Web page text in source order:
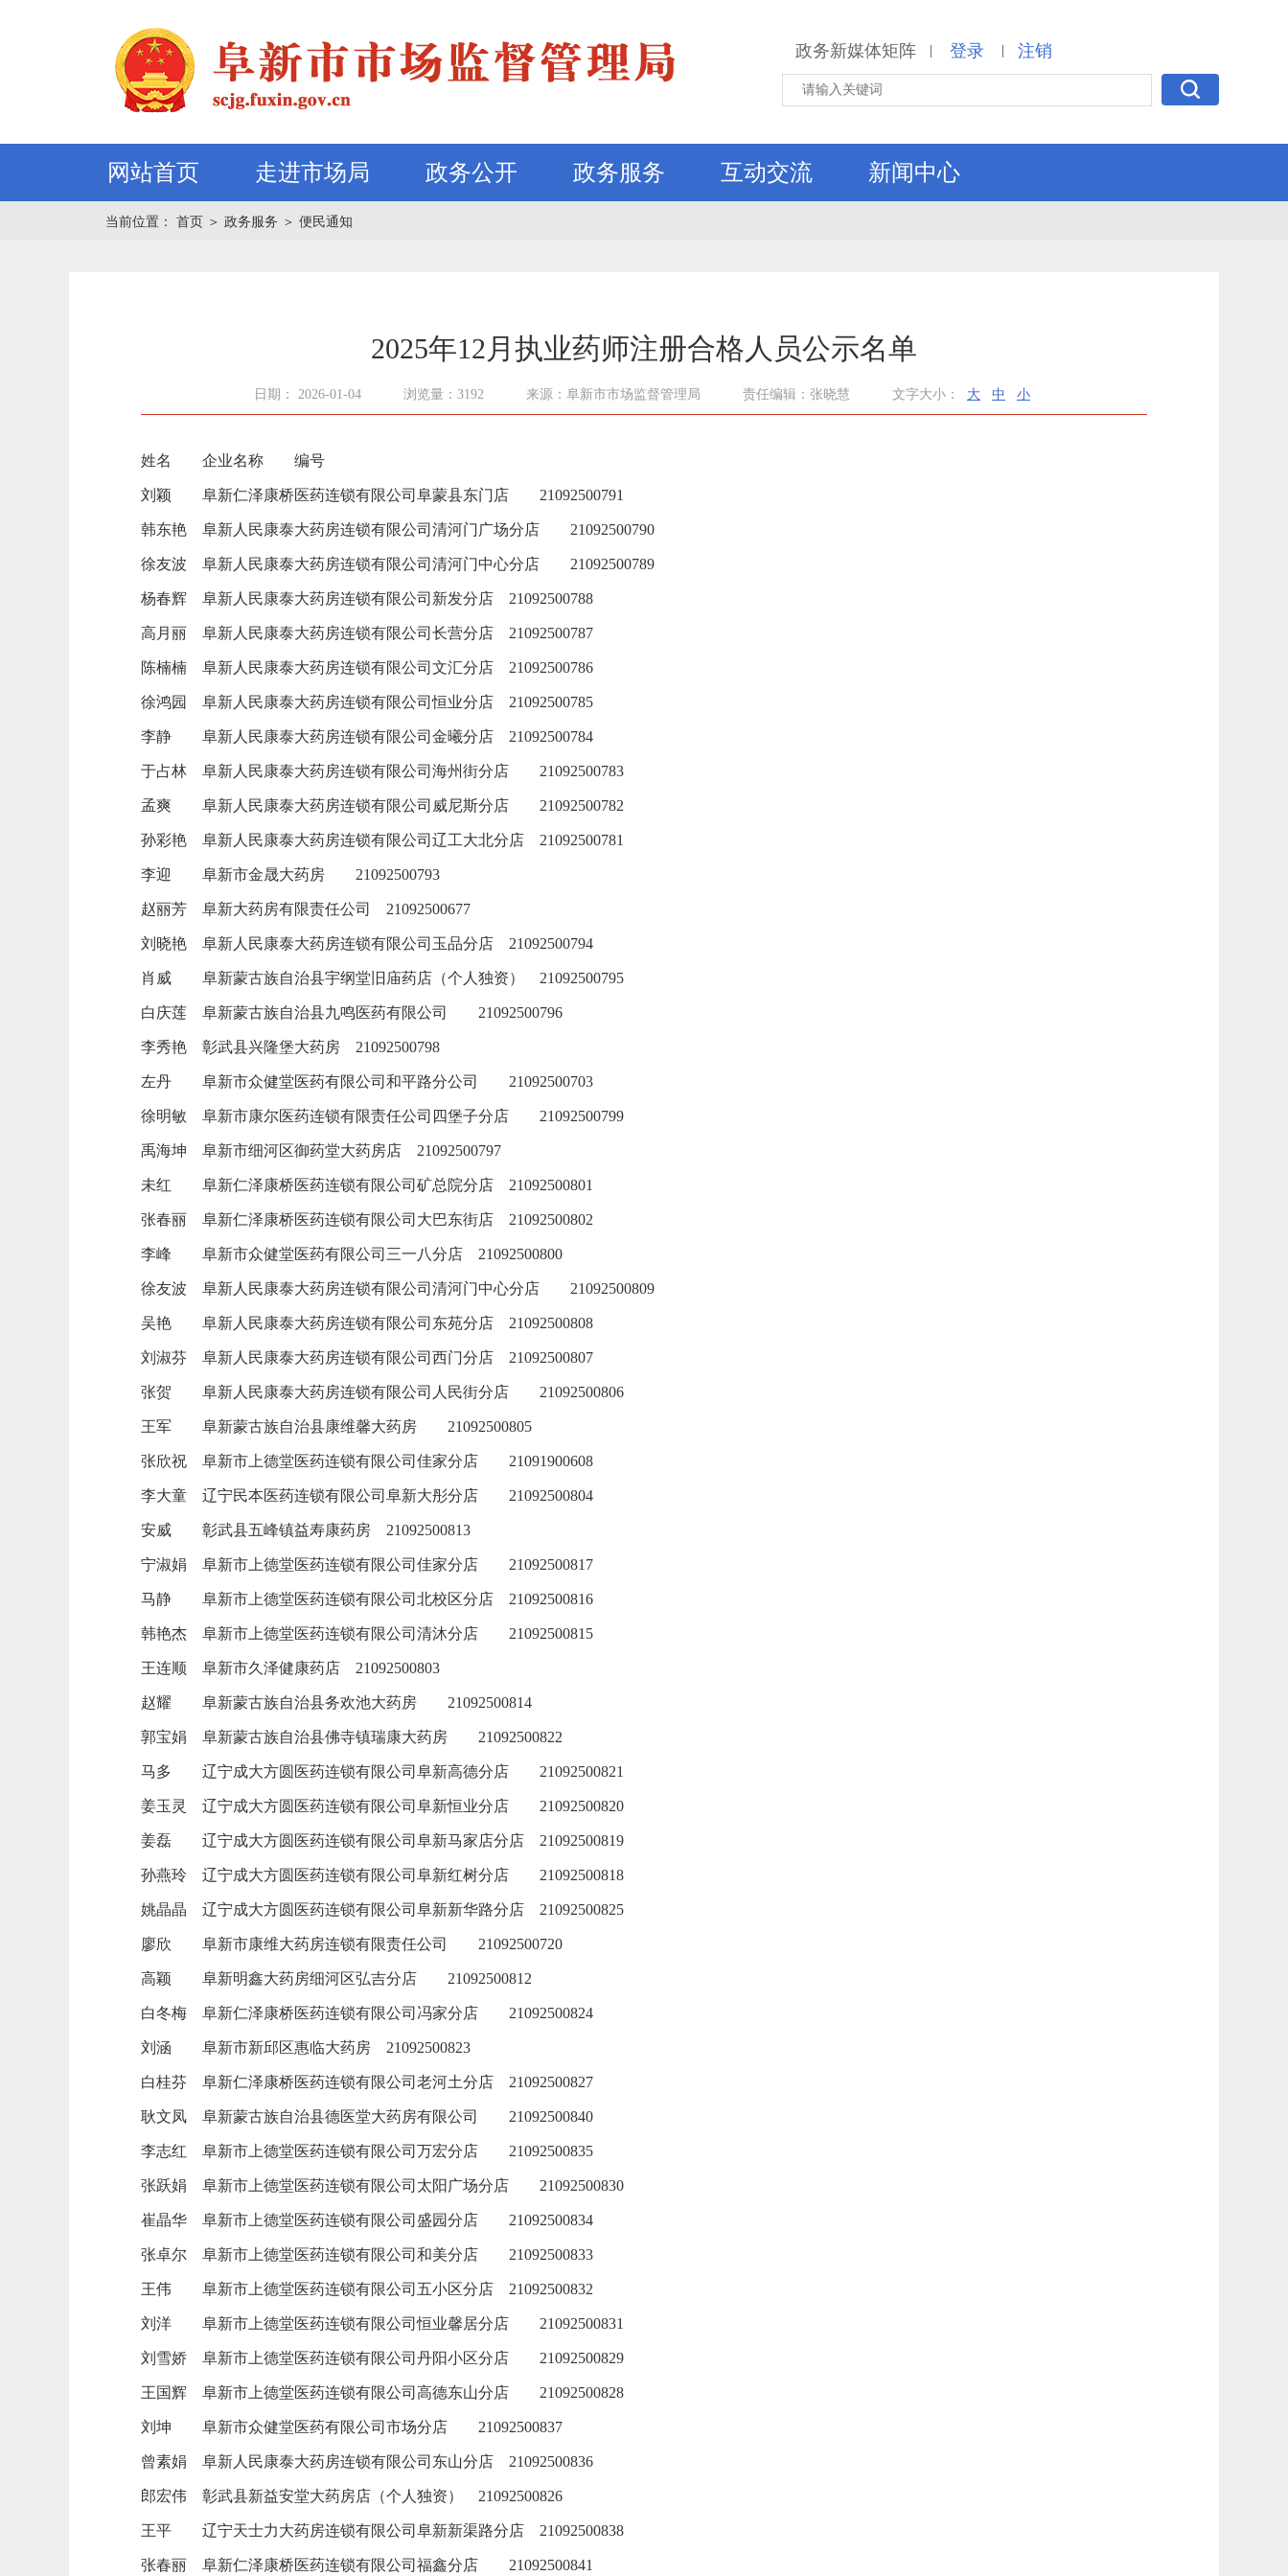
政务新媒体矩阵 | 登录 | 注销
网站首页 走进市场局 政务公开 政务服务 互动交流 新闻中心
当前位置： 首页 ＞ 政务服务 ＞ 便民通知
2025年12月执业药师注册合格人员公示名单
日期： 2026-01-04 浏览量：3192 来源：阜新市市场监督管理局 责任编辑：张晓慧 文字大小： 大 中 小
姓名 企业名称 编号
刘颖 阜新仁泽康桥医药连锁有限公司阜蒙县东门店 21092500791
韩东艳 阜新人民康泰大药房连锁有限公司清河门广场分店 21092500790
徐友波 阜新人民康泰大药房连锁有限公司清河门中心分店 21092500789
杨春辉 阜新人民康泰大药房连锁有限公司新发分店 21092500788
高月丽 阜新人民康泰大药房连锁有限公司长营分店 21092500787
陈楠楠 阜新人民康泰大药房连锁有限公司文汇分店 21092500786
徐鸿园 阜新人民康泰大药房连锁有限公司恒业分店 21092500785
李静 阜新人民康泰大药房连锁有限公司金曦分店 21092500784
于占林 阜新人民康泰大药房连锁有限公司海州街分店 21092500783
孟爽 阜新人民康泰大药房连锁有限公司威尼斯分店 21092500782
孙彩艳 阜新人民康泰大药房连锁有限公司辽工大北分店 21092500781
李迎 阜新市金晟大药房 21092500793
赵丽芳 阜新大药房有限责任公司 21092500677
刘晓艳 阜新人民康泰大药房连锁有限公司玉品分店 21092500794
肖威 阜新蒙古族自治县宇纲堂旧庙药店（个人独资） 21092500795
白庆莲 阜新蒙古族自治县九鸣医药有限公司 21092500796
李秀艳 彰武县兴隆堡大药房 21092500798
左丹 阜新市众健堂医药有限公司和平路分公司 21092500703
徐明敏 阜新市康尔医药连锁有限责任公司四堡子分店 21092500799
禹海坤 阜新市细河区御药堂大药房店 21092500797
未红 阜新仁泽康桥医药连锁有限公司矿总院分店 21092500801
张春丽 阜新仁泽康桥医药连锁有限公司大巴东街店 21092500802
李峰 阜新市众健堂医药有限公司三一八分店 21092500800
徐友波 阜新人民康泰大药房连锁有限公司清河门中心分店 21092500809
吴艳 阜新人民康泰大药房连锁有限公司东苑分店 21092500808
刘淑芬 阜新人民康泰大药房连锁有限公司西门分店 21092500807
张贺 阜新人民康泰大药房连锁有限公司人民街分店 21092500806
王军 阜新蒙古族自治县康维馨大药房 21092500805
张欣祝 阜新市上德堂医药连锁有限公司佳家分店 21091900608
李大童 辽宁民本医药连锁有限公司阜新大彤分店 21092500804
安威 彰武县五峰镇益寿康药房 21092500813
宁淑娟 阜新市上德堂医药连锁有限公司佳家分店 21092500817
马静 阜新市上德堂医药连锁有限公司北校区分店 21092500816
韩艳杰 阜新市上德堂医药连锁有限公司清沐分店 21092500815
王连顺 阜新市久泽健康药店 21092500803
赵耀 阜新蒙古族自治县务欢池大药房 21092500814
郭宝娟 阜新蒙古族自治县佛寺镇瑞康大药房 21092500822
马多 辽宁成大方圆医药连锁有限公司阜新高德分店 21092500821
姜玉灵 辽宁成大方圆医药连锁有限公司阜新恒业分店 21092500820
姜磊 辽宁成大方圆医药连锁有限公司阜新马家店分店 21092500819
孙燕玲 辽宁成大方圆医药连锁有限公司阜新红树分店 21092500818
姚晶晶 辽宁成大方圆医药连锁有限公司阜新新华路分店 21092500825
廖欣 阜新市康维大药房连锁有限责任公司 21092500720
高颖 阜新明鑫大药房细河区弘吉分店 21092500812
白冬梅 阜新仁泽康桥医药连锁有限公司冯家分店 21092500824
刘涵 阜新市新邱区惠临大药房 21092500823
白桂芬 阜新仁泽康桥医药连锁有限公司老河土分店 21092500827
耿文凤 阜新蒙古族自治县德医堂大药房有限公司 21092500840
李志红 阜新市上德堂医药连锁有限公司万宏分店 21092500835
张跃娟 阜新市上德堂医药连锁有限公司太阳广场分店 21092500830
崔晶华 阜新市上德堂医药连锁有限公司盛园分店 21092500834
张卓尔 阜新市上德堂医药连锁有限公司和美分店 21092500833
王伟 阜新市上德堂医药连锁有限公司五小区分店 21092500832
刘洋 阜新市上德堂医药连锁有限公司恒业馨居分店 21092500831
刘雪娇 阜新市上德堂医药连锁有限公司丹阳小区分店 21092500829
王国辉 阜新市上德堂医药连锁有限公司高德东山分店 21092500828
刘坤 阜新市众健堂医药有限公司市场分店 21092500837
曾素娟 阜新人民康泰大药房连锁有限公司东山分店 21092500836
郎宏伟 彰武县新益安堂大药房店（个人独资） 21092500826
王平 辽宁天士力大药房连锁有限公司阜新新渠路分店 21092500838
张春丽 阜新仁泽康桥医药连锁有限公司福鑫分店 21092500841